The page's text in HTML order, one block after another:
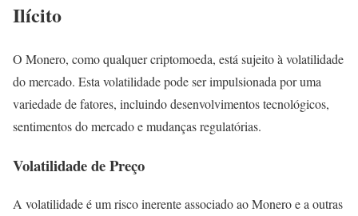
Ilícito
O Monero, como qualquer criptomoeda, está sujeito à volatilidade
do mercado. Esta volatilidade pode ser impulsionada por uma
variedade de fatores, incluindo desenvolvimentos tecnológicos,
sentimentos do mercado e mudanças regulatórias.
Volatilidade de Preço
A volatilidade é um risco inerente associado ao Monero e a outras